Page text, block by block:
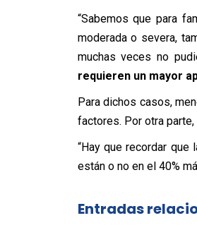
“Sabemos que para
moderada o severa,
muchas veces no
requieren un mayor
Para dichos casos,
factores. Por otra
“Hay que recordar
están o no en el 40%
Entradas